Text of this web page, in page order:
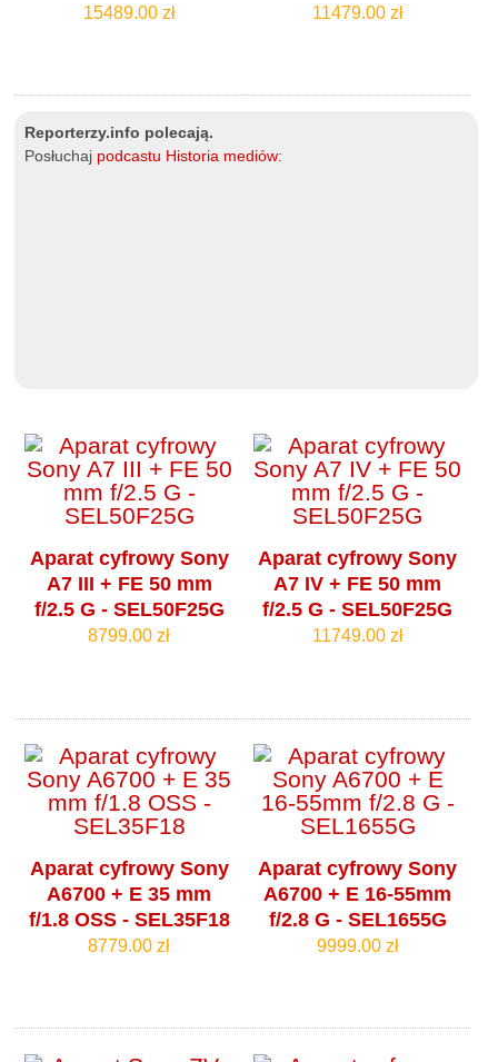
15489.00 zł 11479.00 zł
Reporterzy.info polecają.
Posłuchaj podcastu Historia mediów:
Aparat cyfrowy Sony
A7 III + FE 50 mm
f/2.5 G - SEL50F25G
8799.00 zł
Aparat cyfrowy Sony
A7 IV + FE 50 mm
f/2.5 G - SEL50F25G
11749.00 zł
Aparat cyfrowy Sony
A6700 + E 35 mm
f/1.8 OSS - SEL35F18
8779.00 zł
Aparat cyfrowy Sony
A6700 + E 16-55mm
f/2.8 G - SEL1655G
9999.00 zł